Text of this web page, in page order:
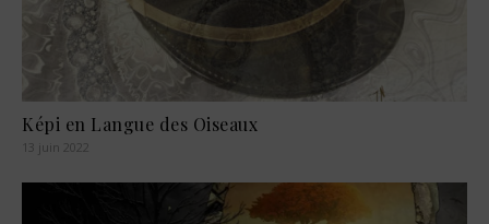
Képi en Langue des Oiseaux
13 juin 2022